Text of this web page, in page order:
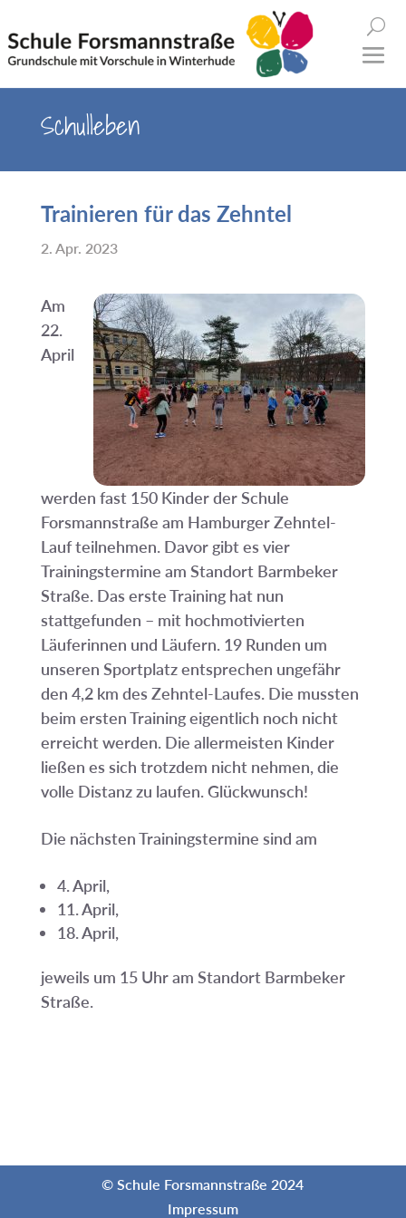
Schulleben
Trainieren für das Zehntel
2. Apr. 2023
Am
22.
April
werden fast 150 Kinder der Schule
Forsmannstraße am Hamburger Zehntel-
Lauf teilnehmen. Davor gibt es vier
Trainingstermine am Standort Barmbeker
Straße. Das erste Training hat nun
stattgefunden – mit hochmotivierten
Läuferinnen und Läufern. 19 Runden um
unseren Sportplatz entsprechen ungefähr
den 4,2 km des Zehntel-Laufes. Die mussten
beim ersten Training eigentlich noch nicht
erreicht werden. Die allermeisten Kinder
ließen es sich trotzdem nicht nehmen, die
volle Distanz zu laufen. Glückwunsch!
Die nächsten Trainingstermine sind am
4. April,
11. April,
18. April,
jeweils um 15 Uhr am Standort Barmbeker
Straße.
© Schule Forsmannstraße 2024
Impressum